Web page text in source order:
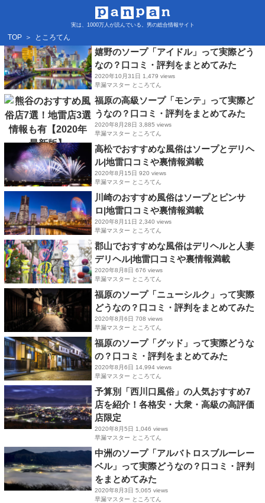
実は、1000万人が読んでいる。男の総合情報サイト
TOP ＞ ところてん
嬉野のソープ「アイドル」って実際どう
なの？口コミ・評判をまとめてみた
2020年10月31日 1,479 views
早漏マスター ところてん
福原の高級ソープ「モンテ」って実際ど
うなの？口コミ・評判をまとめてみた
2020年8月28日 3,885 views
早漏マスター ところてん
高松でおすすめな風俗はソープとデリヘ
ル|地雷口コミや裏情報満載
2020年8月15日 920 views
早漏マスター ところてん
川崎のおすすめ風俗はソープとピンサ
ロ|地雷口コミや裏情報満載
2020年8月11日 2,340 views
早漏マスター ところてん
郡山でおすすめな風俗はデリヘルと人妻
デリヘル|地雷口コミや裏情報満載
2020年8月8日 676 views
早漏マスター ところてん
福原のソープ「ニューシルク」って実際
どうなの？口コミ・評判をまとめてみた
2020年8月6日 708 views
早漏マスター ところてん
福原のソープ「グッド」って実際どうな
の？口コミ・評判をまとめてみた
2020年8月6日 14,994 views
早漏マスター ところてん
予算別「西川口風俗」の人気おすすめ7
店を紹介！各格安・大衆・高級の高評価
店限定
2020年8月5日 1,046 views
早漏マスター ところてん
中洲のソープ「アルバトロスブルーレー
ベル」って実際どうなの？口コミ・評判
をまとめてみた
2020年8月3日 5,065 views
早漏マスター ところてん